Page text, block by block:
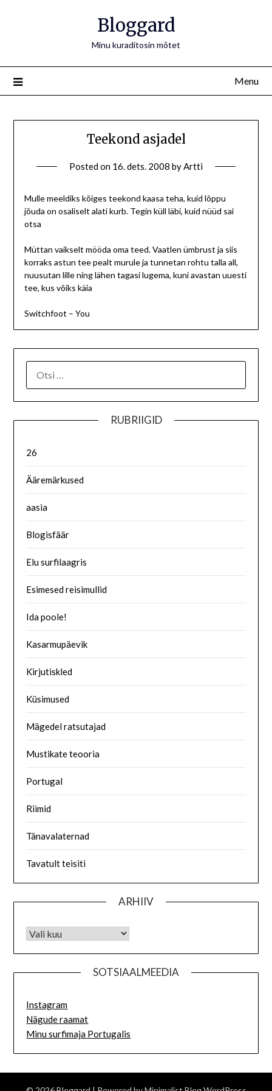
Bloggard
Minu kuraditosin mõtet
Menu
Teekond asjadel
Posted on 16. dets. 2008 byArtti
Mulle meeldiks kõiges teekond kaasa teha, kuid lõppu
jõuda on osaliselt alati kurb. Tegin küll läbi, kuid nüüd sai
otsa
Müttan vaikselt mööda oma teed. Vaatlen ümbrust ja siis
korraks astun tee pealt murule ja tunnetan rohtu talla all,
nuusutan lille ning lähen tagasi lugema, kuni avastan uuesti
tee, kus võiks käia
Switchfoot – You
RUBRIIGID
26
Ääremärkused
aasia
Blogisfäär
Elu surfilaagris
Esimesed reisimullid
Ida poole!
Kasarmupäevik
Kirjutiskled
Küsimused
Mägedel ratsutajad
Mustikate teooria
Portugal
Riimid
Tänavalaternad
Tavatult teisiti
ARHIIV
SOTSIAALMEEDIA
Instagram
Nägude raamat
Minu surfimaja Portugalis